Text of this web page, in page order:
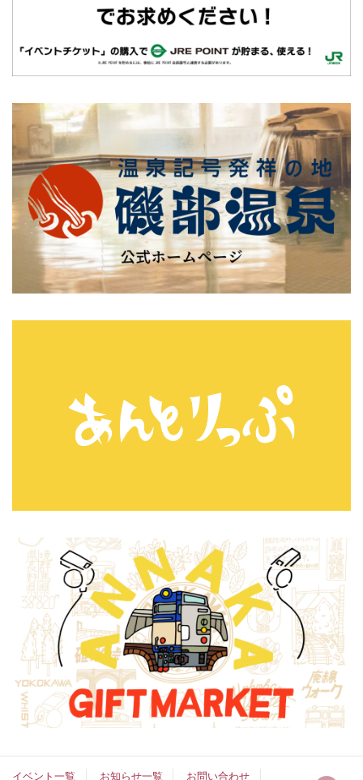
イベント一覧 お知らせ一覧 お問い合わせ